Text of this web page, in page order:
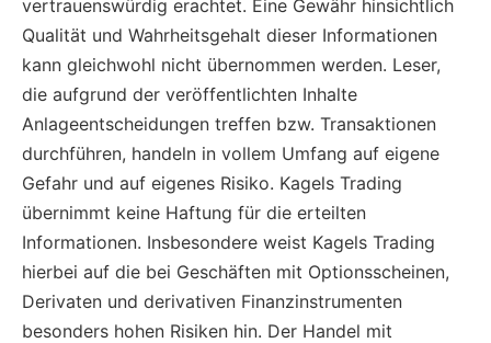
vertrauenswürdig erachtet. Eine Gewähr hinsichtlich
Qualität und Wahrheitsgehalt dieser Informationen
kann gleichwohl nicht übernommen werden. Leser,
die aufgrund der veröffentlichten Inhalte
Anlageentscheidungen treffen bzw. Transaktionen
durchführen, handeln in vollem Umfang auf eigene
Gefahr und auf eigenes Risiko. Kagels Trading
übernimmt keine Haftung für die erteilten
Informationen. Insbesondere weist Kagels Trading
hierbei auf die bei Geschäften mit Optionsscheinen,
Derivaten und derivativen Finanzinstrumenten
besonders hohen Risiken hin. Der Handel mit